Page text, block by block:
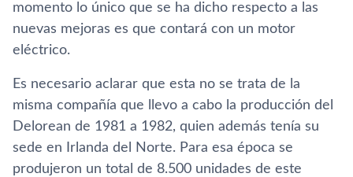
momento lo único que se ha dicho respecto a las
nuevas mejoras es que contará con un motor
eléctrico.
Es necesario aclarar que esta no se trata de la
misma compañía que llevo a cabo la producción del
Delorean de 1981 a 1982, quien además tenía su
sede en Irlanda del Norte. Para esa época se
produjeron un total de 8.500 unidades de este